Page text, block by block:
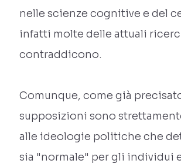
nelle scienze cognitive e del
infatti molte delle attuali
contraddicono.
Comunque, come già
supposizioni sono
alle ideologie politiche che
sia "normale" per gli individui